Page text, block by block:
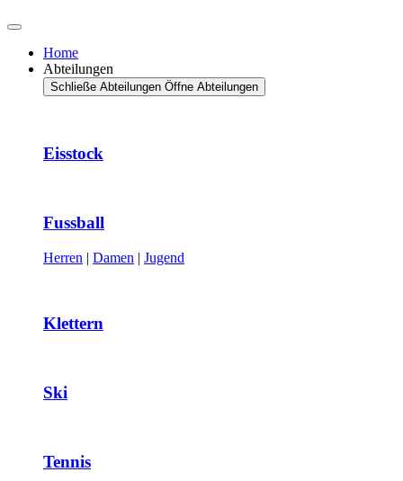
Home
Abteilungen
Schließe Abteilungen Öffne Abteilungen
Eisstock
Fussball
Herren | Damen | Jugend
Klettern
Ski
Tennis